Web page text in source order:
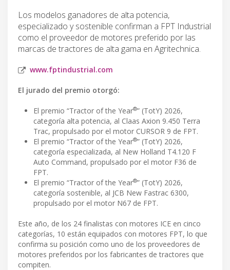
Los modelos ganadores de alta potencia,
especializado y sostenible confirman a FPT Industrial
como el proveedor de motores preferido por las
marcas de tractores de alta gama en Agritechnica.
www.fptindustrial.com
El jurado del premio otorgó:
El premio “Tractor of the Year®” (TotY) 2026,
categoría alta potencia, al Claas Axion 9.450 Terra
Trac, propulsado por el motor CURSOR 9 de FPT.
El premio “Tractor of the Year®” (TotY) 2026,
categoría especializada, al New Holland T4.120 F
Auto Command, propulsado por el motor F36 de
FPT.
El premio “Tractor of the Year®” (TotY) 2026,
categoría sostenible, al JCB New Fastrac 6300,
propulsado por el motor N67 de FPT.
Este año, de los 24 finalistas con motores ICE en cinco
categorías, 10 están equipados con motores FPT, lo que
confirma su posición como uno de los proveedores de
motores preferidos por los fabricantes de tractores que
compiten.